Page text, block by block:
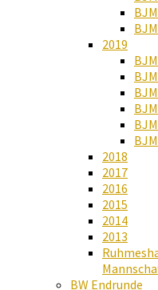
2019
2018
2017
2016
2015
2014
2013
BW Endrunde